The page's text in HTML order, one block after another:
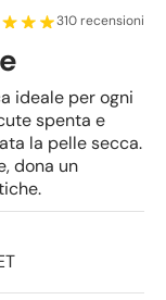
310 recensioni
ideale per ogni
spenta e
la pelle secca.
dona un